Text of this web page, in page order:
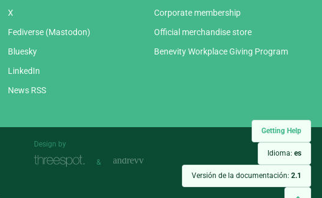
Getting Help
Idioma: es
Versión de la documentación: 2.1
X
Fediverse (Mastodon)
Bluesky
LinkedIn
News RSS
Corporate membership
Official merchandise store
Benevity Workplace Giving Program
Design by
&